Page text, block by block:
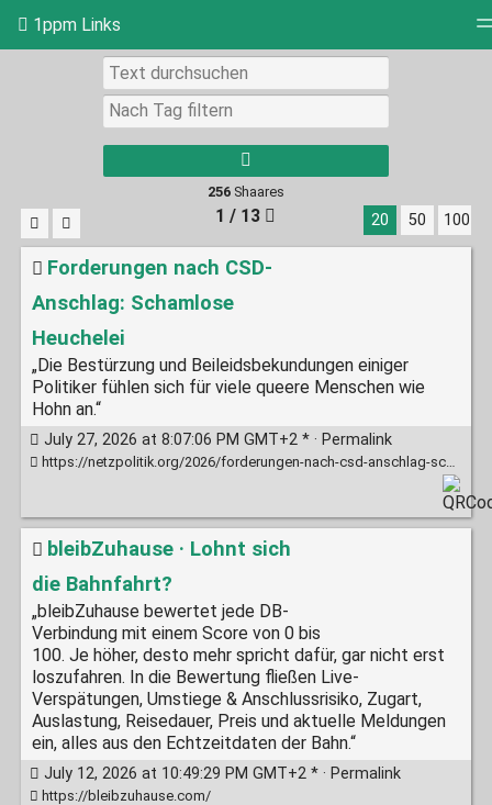
1ppm Links
Bildwand Täglich
256Shaares
1 / 13 20 50 100
Forderungen nach CSD-
Anschlag: Schamlose
Heuchelei
„Die Bestürzung und Beileidsbekundungen einiger
Politiker fühlen sich für viele queere Menschen wie
Hohn an.“
July 27, 2026 at 8:07:06 PM GMT+2 * · Permalink
https://netzpolitik.org/2026/forderungen-nach-csd-anschlag-schamlose-heuchelei/
bleibZuhause · Lohnt sich
die Bahnfahrt?
„bleibZuhause bewertet jede DB-
Verbindung mit einem Score von 0 bis
100. Je höher, desto mehr spricht dafür, gar nicht erst
loszufahren. In die Bewertung fließen Live-
Verspätungen, Umstiege & Anschlussrisiko, Zugart,
Auslastung, Reisedauer, Preis und aktuelle Meldungen
ein, alles aus den Echtzeitdaten der Bahn.“
July 12, 2026 at 10:49:29 PM GMT+2 * · Permalink
https://bleibzuhause.com/